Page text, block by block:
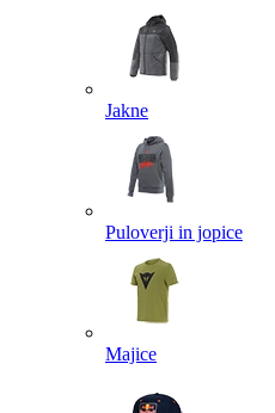
Jakne
Puloverji in jopice
Majice